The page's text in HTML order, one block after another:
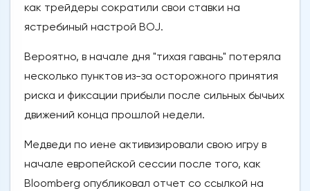
как трейдеры сократили свои ставки на
ястребиный настрой BOJ.
Вероятно, в начале дня "тихая гавань" потеряла
несколько пунктов из-за осторожного принятия
риска и фиксации прибыли после сильных бычьих
движений конца прошлой недели.
Медведи по иене активизировали свою игру в
начале европейской сессии после того, как
Bloomberg опубликовал отчет со ссылкой на